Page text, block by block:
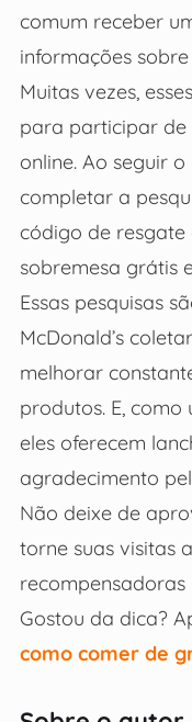
comum receber
informações
Muitas vezes,
para participar de
online. Ao seguir
completar a
código de
sobremesa grátis
Essas pesquisas
McDonald’s
melhorar
produtos. E,
eles oferecem
agradecimento
Não deixe de
torne suas visitas
Gostou da dica?
como comer de